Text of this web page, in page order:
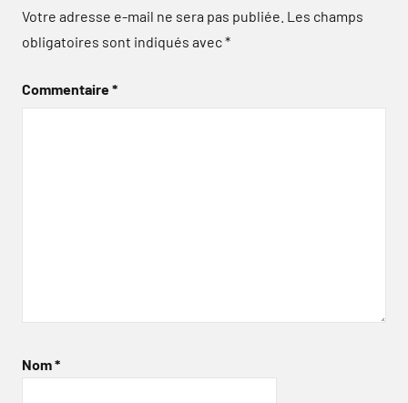
Votre adresse e-mail ne sera pas publiée. Les champs
obligatoires sont indiqués avec*
Commentaire*
Nom*